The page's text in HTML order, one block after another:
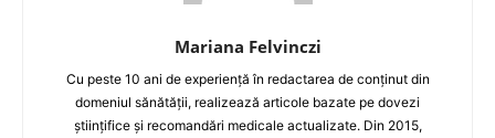
Mariana Felvinczi
Cu peste 10 ani de experiență în redactarea de conținut din
domeniul sănătății, realizează articole bazate pe dovezi
științifice și recomandări medicale actualizate. Din 2015,